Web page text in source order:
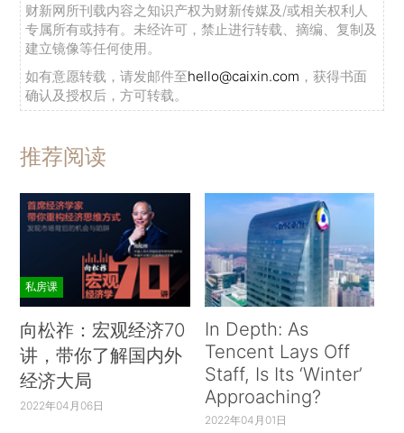
财新网所刊载内容之知识产权为财新传媒及/或相关权利人
专属所有或持有。未经许可，禁止进行转载、摘编、复制及
建立镜像等任何使用。
如有意愿转载，请发邮件至hello@caixin.com ，获得书面
确认及授权后，方可转载。
推荐阅读
私房课
向松祚：宏观经济70
讲，带你了解国内外
经济大局
2022年04月06日
In Depth: As
Tencent Lays Off
Staff, Is Its ‘Winter’
Approaching?
2022年04月01日